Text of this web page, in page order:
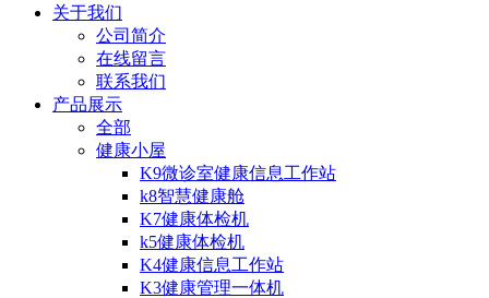
关于我们
公司简介
在线留言
联系我们
产品展示
全部
健康小屋
K9微诊室健康信息工作站
k8智慧健康舱
K7健康体检机
k5健康体检机
K4健康信息工作站
K3健康管理一体机